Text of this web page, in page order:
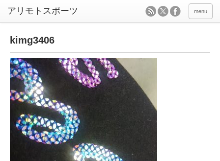
menu
kimg3406